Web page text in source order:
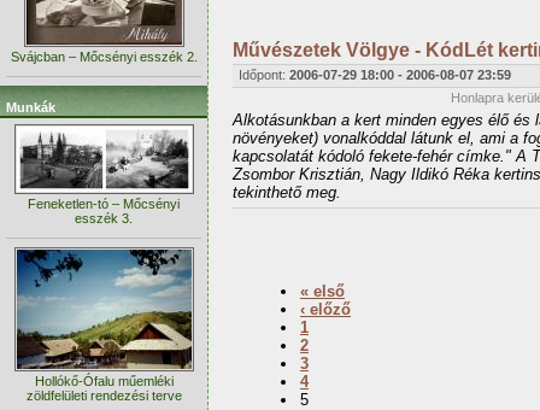
Svájcban – Mőcsényi esszék 2.
Munkák
Feneketlen-tó – Mőcsényi
esszék 3.
Hollókő-Ófalu műemléki
zöldfelületi rendezési terve
Művészetek Völgye - KódLét
Időpont: 2006-07-29 18:00 - 2006-08-07 23:59
Honlapra
Alkotásunkban a kert minden egyes élő és
növényeket) vonalkóddal látunk el, ami a
kapcsolatát kódoló fekete-fehér címke." A
Zsombor Krisztián, Nagy Ildikó Réka
tekinthető meg.
« első
‹ előző
1
2
3
4
5